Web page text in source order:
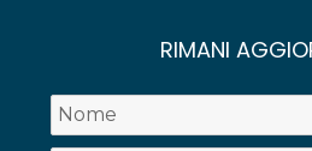
RIMANI